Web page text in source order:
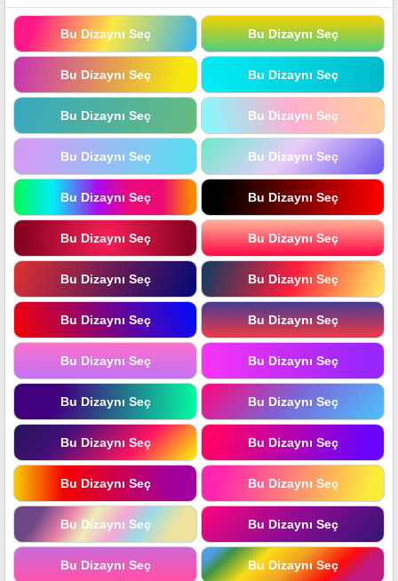
Bu Dizaynı Seç Bu Dizaynı Seç
Bu Dizaynı Seç Bu Dizaynı Seç
Bu Dizaynı Seç Bu Dizaynı Seç
Bu Dizaynı Seç Bu Dizaynı Seç
Bu Dizaynı Seç Bu Dizaynı Seç
Bu Dizaynı Seç Bu Dizaynı Seç
Bu Dizaynı Seç Bu Dizaynı Seç
Bu Dizaynı Seç Bu Dizaynı Seç
Bu Dizaynı Seç Bu Dizaynı Seç
Bu Dizaynı Seç Bu Dizaynı Seç
Bu Dizaynı Seç Bu Dizaynı Seç
Bu Dizaynı Seç Bu Dizaynı Seç
Bu Dizaynı Seç Bu Dizaynı Seç
Bu Dizaynı Seç Bu Dizaynı Seç